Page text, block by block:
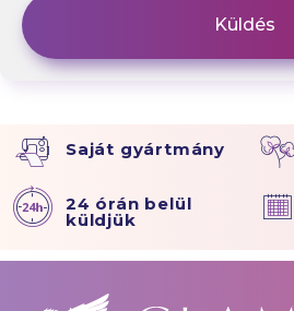
Saját gyártmány
24 órán belül
küldjük